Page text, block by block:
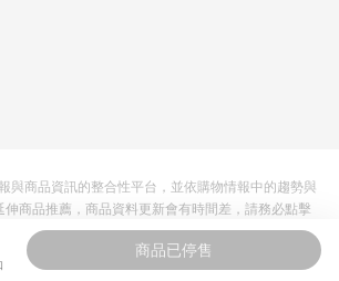
商品已停售
與商品資訊的整合性平台，並依購物情報中的趨勢與
伸商品推薦，商品資料更新會有時間差，請務必點擊
確認現售價與購物條件，一切資訊以合作廠商網頁為